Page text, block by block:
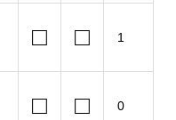
□ □ 1
□ □ 0